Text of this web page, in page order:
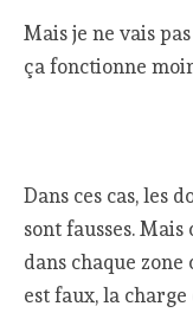
Mais je ne vais
ça fonctionne
Dans ces cas, les
sont fausses. Mais
dans chaque
est faux, la